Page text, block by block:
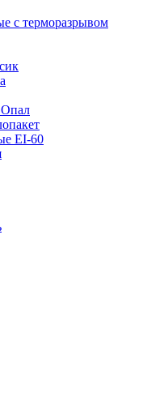
с терморазрывом
EI-60